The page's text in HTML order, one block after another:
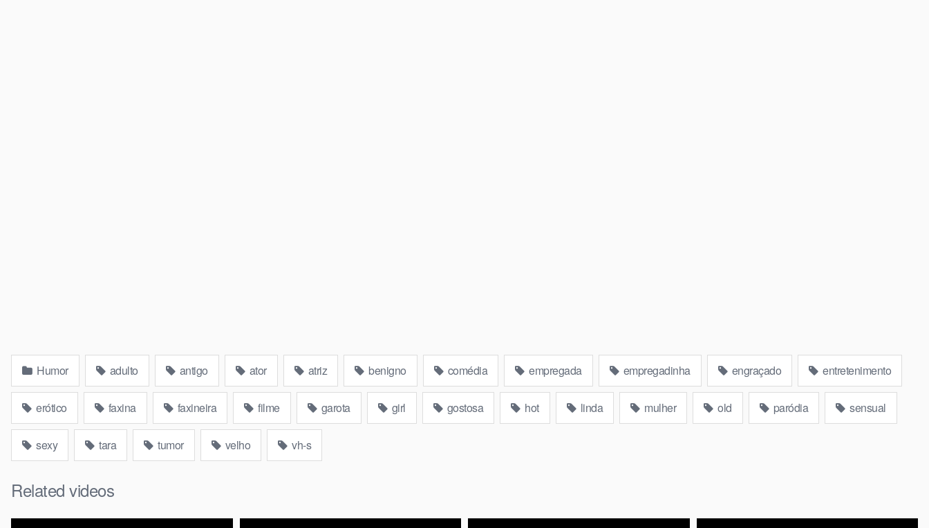
Humor adulto antigo ator atriz benigno comédia empregada empregadinha engraçado entretenimento
erótico faxina faxineira filme garota girl gostosa hot linda mulher old paródia sensual
sexy tara tumor velho vh-s
Related videos